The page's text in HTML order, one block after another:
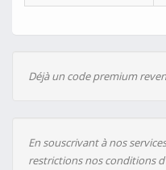
Déjà un code premium
En souscrivant à nos
restrictions nos conditions